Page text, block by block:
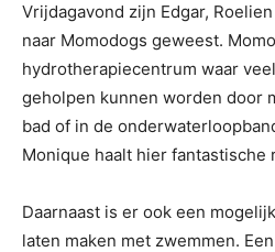
Vrijdagavond zijn Edgar,
naar Momodogs geweest.
hydrotherapiecentrum waar
geholpen kunnen worden door
bad of in de
Monique haalt hier fantastische
Daarnaast is er ook een
laten maken met zwemmen.